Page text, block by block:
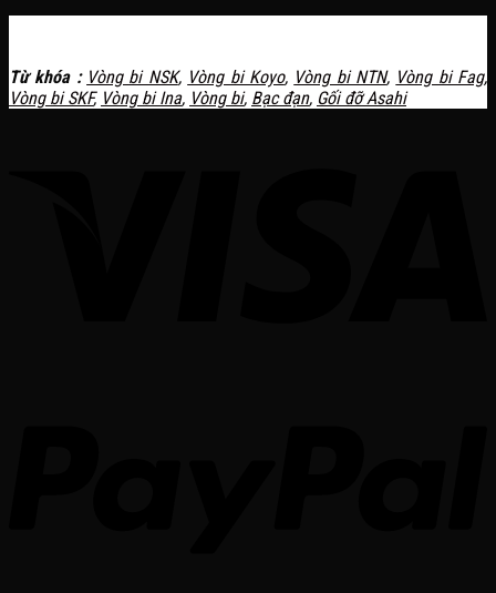
Từ khóa : Vòng bi NSK, Vòng bi Koyo, Vòng bi NTN, Vòng bi Fag,
Vòng bi SKF, Vòng bi Ina, Vòng bi, Bạc đạn, Gối đỡ Asahi